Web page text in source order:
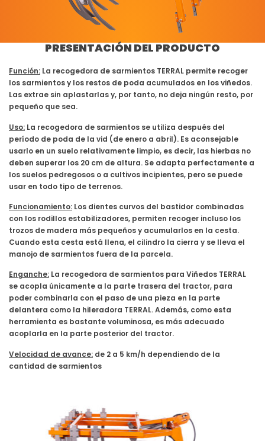
PRESENTACIÓN DEL PRODUCTO
Función: La recogedora de sarmientos TERRAL permite recoger
los sarmientos y los restos de poda acumulados en los viñedos.
Las extrae sin aplastarlas y, por tanto, no deja ningún resto, por
pequeño que sea.
Uso: La recogedora de sarmientos se utiliza después del
período de poda de la vid (de enero a abril). Es aconsejable
usarlo en un suelo relativamente limpio, es decir, las hierbas no
deben superar los 20 cm de altura. Se adapta perfectamente a
los suelos pedregosos o a cultivos incipientes, pero se puede
usar en todo tipo de terrenos.
Funcionamiento: Los dientes curvos del bastidor combinadas
con los rodillos estabilizadores, permiten recoger incluso los
trozos de madera más pequeños y acumularlos en la cesta.
Cuando esta cesta está llena, el cilindro la cierra y se lleva el
manojo de sarmientos fuera de la parcela.
Enganche: La recogedora de sarmientos para Viñedos TERRAL
se acopla únicamente a la parte trasera del tractor, para
poder combinarla con el paso de una pieza en la parte
delantera como la hileradora TERRAL. Además, como esta
herramienta es bastante voluminosa, es más adecuado
acoplarla en la parte posterior del tractor.
Velocidad de avance: de 2 a 5 km/h dependiendo de la
cantidad de sarmientos